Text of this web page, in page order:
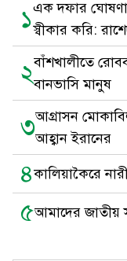
১এক দফার ঘোষণা
স্বীকার করি:
২বাঁশখালীতে
বানভাসি মানুষ
৩আগ্রাসন
আহ্বান ইরানের
৪কালিয়াকৈরে
৫আমাদের জাতীয়